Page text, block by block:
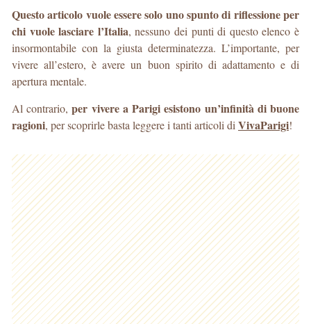
Questo articolo vuole essere solo uno spunto di riflessione per
chi vuole lasciare l’Italia, nessuno dei punti di questo elenco è
insormontabile con la giusta determinatezza. L’importante, per
vivere all’estero, è avere un buon spirito di adattamento e di
apertura mentale.
Al contrario,per vivere a Parigi esistono un’infinità di buone
ragioni, per scoprirle basta leggere i tanti articoli di VivaParigi!